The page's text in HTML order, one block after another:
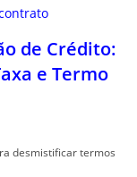
de Crédito:
e Termo
desmistificar termos